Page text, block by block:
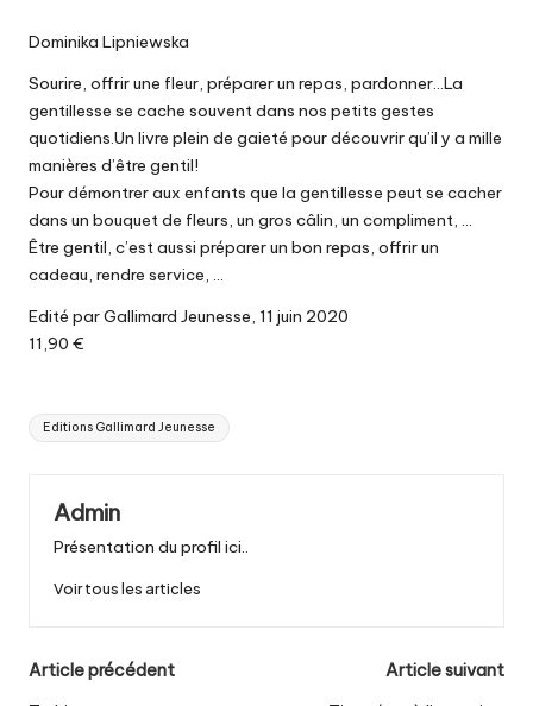
Dominika Lipniewska
Sourire, offrir une fleur, préparer un repas, pardonner…La
gentillesse se cache souvent dans nos petits gestes
quotidiens.Un livre plein de gaieté pour découvrir qu’il y a mille
manières d’être gentil!
Pour démontrer aux enfants que la gentillesse peut se cacher
dans un bouquet de fleurs, un gros câlin, un compliment, …
Être gentil, c’est aussi préparer un bon repas, offrir un
cadeau, rendre service, …
Edité par Gallimard Jeunesse, 11 juin 2020
11,90 €
Tags:
Editions Gallimard Jeunesse
Admin
Présentation du profil ici..
Voir tous les articles
Post
Article précédent
Article suivant